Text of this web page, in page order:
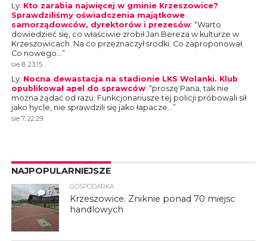
Ly: Kto zarabia najwięcej w gminie Krzeszowice?
Sprawdziliśmy oświadczenia majątkowe
samorządowców, dyrektorów i prezesów: “Warto
dowiedzieć się, co właściwie zrobił Jan Bereza w kulturze w
Krzeszowicach. Na co przeznaczył środki. Co zaproponował.
Co nowego…”
sie 8, 23:15
Ly: Nocna dewastacja na stadionie LKS Wolanki. Klub
opublikował apel do sprawców: “proszę Pana, tak nie
można żądać od razu. Funkcjonariusze tej policji próbowali sił
jako hycle, nie sprawdzili się jako łapacze…”
sie 7, 22:29
NAJPOPULARNIEJSZE
7
GOSPODARKA
Krzeszowice. Zniknie ponad 70 miejsc
handlowych